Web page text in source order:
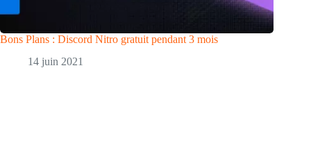
Bons Plans : Discord Nitro gratuit pendant 3 mois
14 juin 2021